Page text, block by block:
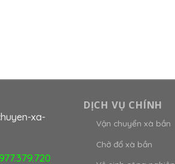
DỊCH VỤ CHÍNH
Vận chuyển xà bần
Chở đổ xà bần